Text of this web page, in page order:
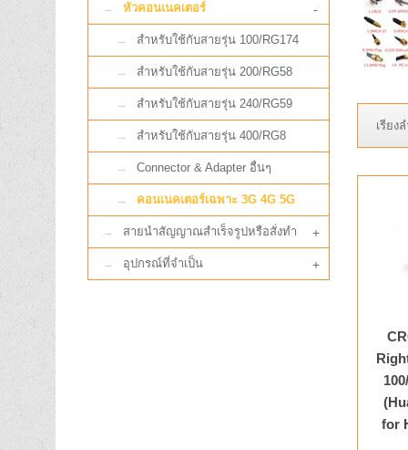
หัวคอนเนคเตอร์ -
สำหรับใช้กับสายรุ่น 100/RG174
สำหรับใช้กับสายรุ่น 200/RG58
สำหรับใช้กับสายรุ่น 240/RG59
สำหรับใช้กับสายรุ่น 400/RG8
Connector & Adapter อื่นๆ
คอนเนคเตอร์เฉพาะ 3G 4G 5G
สายนำสัญญาณสำเร็จรูปหรือสั่งทำ +
อุปกรณ์ที่จำเป็น +
เรียง
for